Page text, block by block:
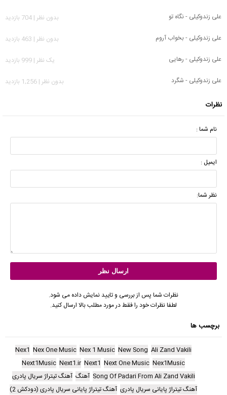
علی زندوکیلی - نگاه تو
بدون نظر | 704 بازدید
علی زندوکیلی - بخواب آروم
بدون نظر | 463 بازدید
علی زندوکیلی - رهایی
يک نظر | 999 بازدید
علی زندوکیلی - شگرد
بدون نظر | 1,256 بازدید
نظرات
نام شما :
ایمیل :
نظر شما:
نظرات شما پس از بررسی و تایید نمایش داده می شود.
لطفا نظرات خود را فقط در مورد مطلب بالا ارسال کنید.
برچسب ها
Ali Zand Vakili
New Song
Nex 1 Music
Nex One Music
Nex1
Nex1Music
Next One Music
Next1
Next1.ir
Next1Music
Song Of Padari From Ali Zand Vakili آهنگ آهنگ تیتراژ سریال پادری
آهنگ تیتراژ پایانی سریال پادری آهنگ تیتراژ پایانی سریال پادری (دودکش 2)